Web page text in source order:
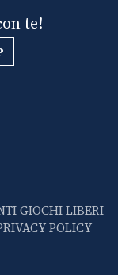
te!
GIOCHI LIBERI
POLICY